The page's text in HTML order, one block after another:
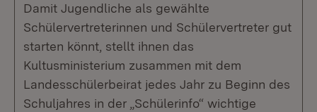
Damit Jugendliche als gewählte
Schülervertreterinnen und Schülervertreter gut
starten könnt, stellt ihnen das
Kultusministerium zusammen mit dem
Landesschülerbeirat jedes Jahr zu Beginn des
Schuljahres in der „Schülerinfo“ wichtige